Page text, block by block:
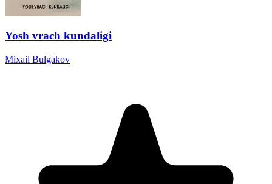
Yosh vrach kundaligi
Mixail Bulgakov